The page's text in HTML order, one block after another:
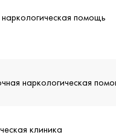
помощь
наркологическая
клиника